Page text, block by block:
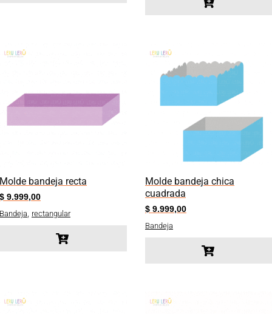
Molde bandeja recta
$ 9.999,00
Bandeja, rectangular
Molde bandeja chica
cuadrada
$ 9.999,00
Bandeja